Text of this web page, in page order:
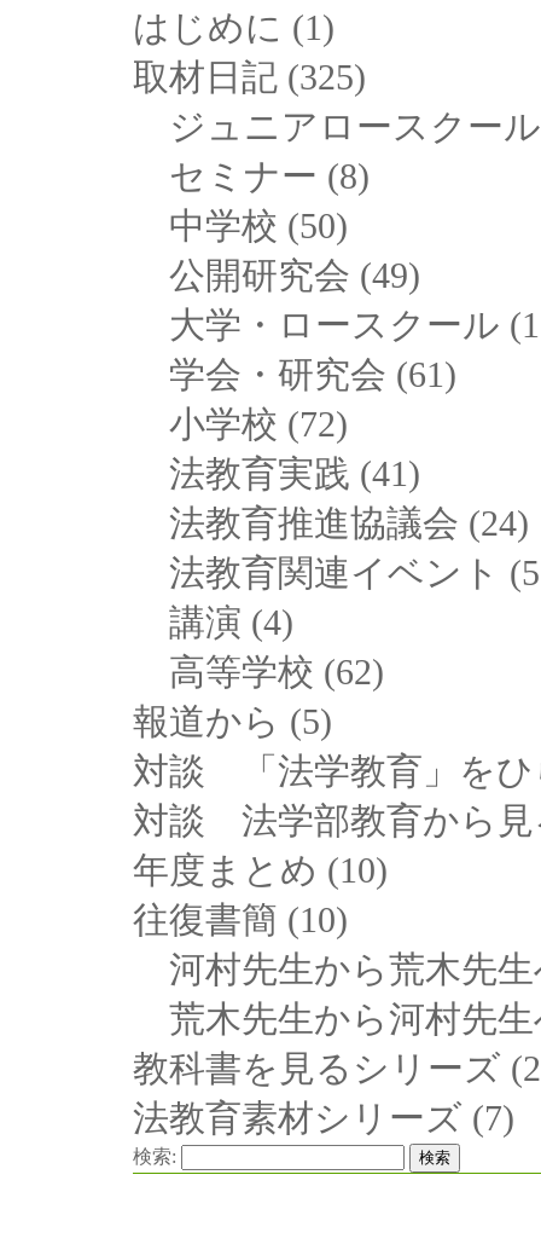
はじめに (1)
取材日記 (325)
ジュニアロースクール
セミナー (8)
中学校 (50)
公開研究会 (49)
大学・ロースクール
学会・研究会 (61)
小学校 (72)
法教育実践 (41)
法教育推進協議会 (24)
法教育関連イベント
講演 (4)
高等学校 (62)
報道から (5)
対談 「法学教育」をひ
対談 法学部教育から見
年度まとめ (10)
往復書簡 (10)
河村先生から荒木先
荒木先生から河村先
教科書を見るシリーズ
法教育素材シリーズ (7)
検索: